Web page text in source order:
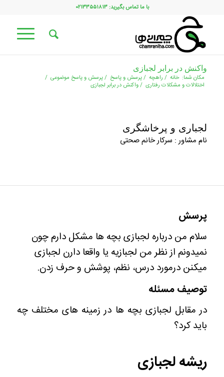
با ما تماس بگیرید: ۰۲۱۳۳۵۵۱۸۱۳
واکنش در برابر لجبازی
مکان شما: خانه / راهچه /پرسش و پاسخ /پرسش و پاسخ موضوعی /
اختلالات و مشکلات رفتاری /واکنش در برابر لجبازی
لجباری و پرخاشگری
نام مشاور : سرکار خانم صحتی
پرسش
سلام من درباره لجبازی بچه ها مشکل دارم چون
نمیدونم از نظر من لجبازیه یا واقعا دارن لجبازی
میکنن درمورد درس، نظم، پوشش و حرف زدن.
توصیف مسئله
در مقابل لجبازی بچه ها در زمینه های مختلف چه
باید کرد؟